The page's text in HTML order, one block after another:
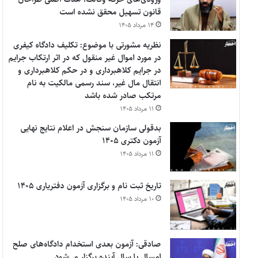
قانون تسهیل محقق نشده است
۱۴ مرداد ۱۴۰۵
نظریه مشورتی با موضوع: تکلیف دادگاه کیفری
در مورد اموال غیر منقول که در اثر ارتکاب جرایم
در جرایم کلاهبرداری و در حکم کلاهبرداری و
انتقال مال غیر، سند رسمی مالکیت به نام
مرتکب صادر شده باشد
۱۱ مرداد ۱۴۰۵
بدقولی سازمان سنجش در اعلام نتایج نهایی
آزمون دکتری ۱۴۰۵
۱۱ مرداد ۱۴۰۵
تاریخ ثبت نام و برگزاری آزمون دفتریاری ۱۴۰۵
۱۰ مرداد ۱۴۰۵
صادقی: آزمون بعدی استخدام دادگاه‌های صلح